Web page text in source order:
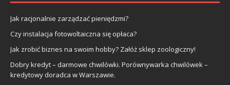
Jak racjonalnie zarządzać pieniędzmi?
Czy instalacja fotowoltaiczna się opłaca?
Jak zrobić biznes na swoim hobby? Załóż sklep zoologiczny!
Dobry kredyt – darmowe chwilówki. Porównywarka chwilówek –
kredytowy doradca w Warszawie.